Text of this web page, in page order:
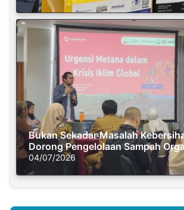
Bukan Sekadar Masalah
Dorong Pengelolaan Sampah
Solusi Krisis Iklim
04/07/2026